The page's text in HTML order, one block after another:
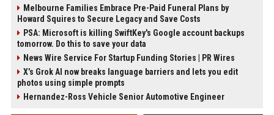
Melbourne Families Embrace Pre-Paid Funeral Plans by
Howard Squires to Secure Legacy and Save Costs
PSA: Microsoft is killing SwiftKey's Google account backups
tomorrow. Do this to save your data
News Wire Service For Startup Funding Stories | PR Wires
X’s Grok AI now breaks language barriers and lets you edit
photos using simple prompts
Hernandez-Ross Vehicle Senior Automotive Engineer